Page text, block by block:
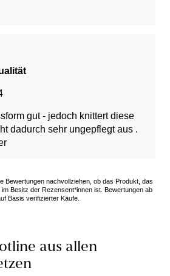
- auch am Hintern, denn
gut - jedoch knittert diese
dadurch sehr ungepflegt aus .
Bewertungen nachvollziehen, ob das Produkt, das
Besitz der Rezensent*innen ist. Bewertungen ab
Basis verifizierter Käufe.
aus allen